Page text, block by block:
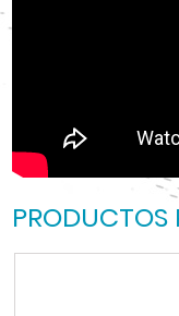
PRODUCTOS